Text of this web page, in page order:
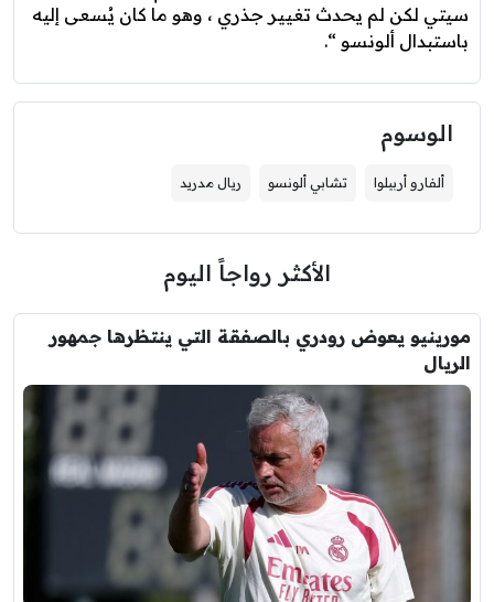
سيتي لكن لم يحدث تغيير جذري ، وهو ما كان يُسعى إليه
باستبدال ألونسو “.
الوسوم
ألفارو أربيلوا تشابي ألونسو ريال مدريد
الأكثر رواجاً اليوم
مورينيو يعوض رودري بالصفقة التي ينتظرها جمهور
الريال